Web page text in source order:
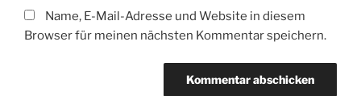
Name, E-Mail-Adresse und Website in diesem
Browser für meinen nächsten Kommentar speichern.